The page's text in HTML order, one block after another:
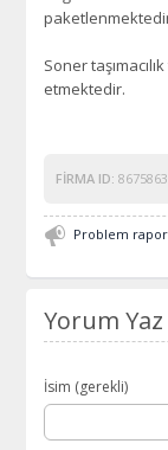
Soner
etmektedir.
FIRMA ID:
Problem
Yorum Yaz
İsim (gerekli)